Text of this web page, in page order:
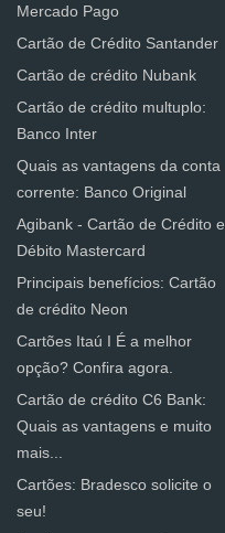
Mercado Pago
Cartão de Crédito Santander
Cartão de crédito Nubank
Cartão de crédito multuplo:
Banco Inter
Quais as vantagens da conta
corrente: Banco Original
Agibank - Cartão de Crédito e
Débito Mastercard
Principais benefícios: Cartão
de crédito Neon
Cartões Itaú I É a melhor
opção? Confira agora.
Cartão de crédito C6 Bank:
Quais as vantagens e muito
mais...
Cartões: Bradesco solicite o
seu!